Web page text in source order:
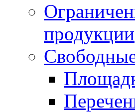
продукции